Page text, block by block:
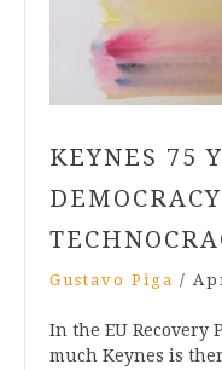
KEYNES 75
Gustavo Piga /
In the EU Recovery
much Keynes is